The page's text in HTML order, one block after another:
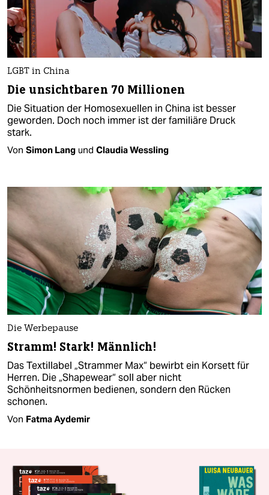
LGBT in China
Die unsichtbaren 70 Millionen
Die Situation der Homosexuellen in China ist besser
geworden. Doch noch immer ist der familiäre Druck
stark.
Von Simon Lang und Claudia Wessling
Die Werbepause
Stramm! Stark! Männlich!
Das Textillabel „Strammer Max“ bewirbt ein Korsett für
Herren. Die „Shapewear“ soll aber nicht
Schönheitsnormen bedienen, sondern den Rücken
schonen.
Von Fatma Aydemir